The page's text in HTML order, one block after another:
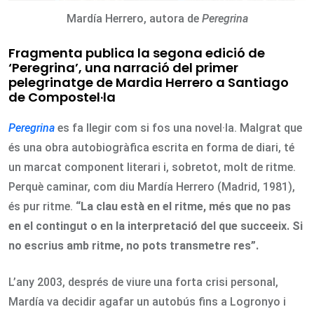
Mardía Herrero, autora de Peregrina
Fragmenta publica la segona edició de
‘Peregrina’, una narració del primer
pelegrinatge de Mardia Herrero a Santiago
de Compostel·la
Peregrina es fa llegir com si fos una novel·la. Malgrat que
és una obra autobiogràfica escrita en forma de diari, té
un marcat component literari i, sobretot, molt de ritme.
Perquè caminar, com diu Mardía Herrero (Madrid, 1981),
és pur ritme. “La clau està en el ritme, més que no pas
en el contingut o en la interpretació del que succeeix. Si
no escrius amb ritme, no pots transmetre res”.
L’any 2003, després de viure una forta crisi personal,
Mardía va decidir agafar un autobús fins a Logronyo i